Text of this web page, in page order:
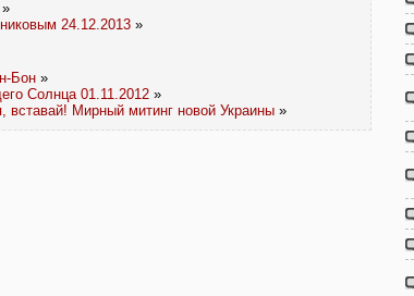
»
24.12.2013 »
Бон »
Солнца 01.11.2012 »
Мирный митинг новой Украины »